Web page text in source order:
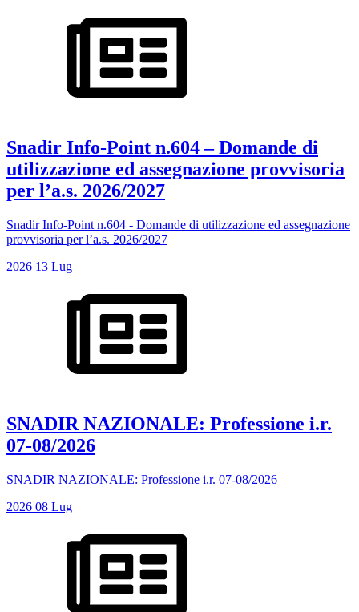
Snadir Info-Point n.604 – Domande di
utilizzazione ed assegnazione provvisoria
per l’a.s. 2026/2027
Snadir Info-Point n.604 - Domande di utilizzazione ed assegnazione
provvisoria per l’a.s. 2026/2027
2026 13 Lug
SNADIR NAZIONALE: Professione i.r.
07-08/2026
SNADIR NAZIONALE: Professione i.r. 07-08/2026
2026 08 Lug